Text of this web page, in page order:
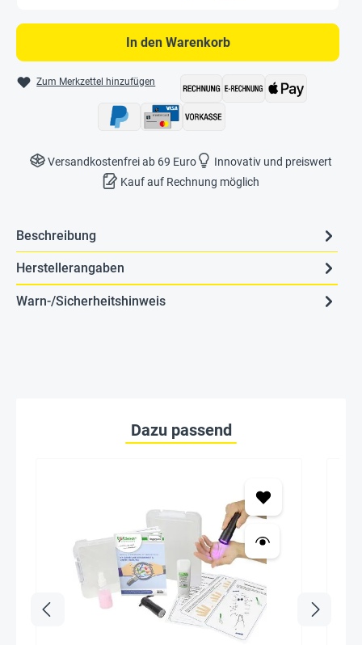
In den Warenkorb
Zum Merkzettel hinzufügen
Versandkostenfrei ab 69 Euro
Innovativ und preiswert
Kauf auf Rechnung möglich
Beschreibung
Herstellerangaben
Warn-/Sicherheitshinweis
Dazu passend